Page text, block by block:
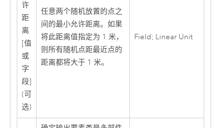
许
距
离
[值
或
字
段]
(可
选)
任意两个随机放置的点之
间的最小允许距离。如果
将此距离值指定为 1 米，
则所有随机点距最近点的
距离都将大于 1 米。
Field; Linear Unit